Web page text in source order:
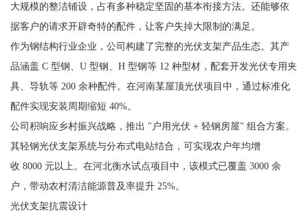
大规模的整洁铺设，占有多种稳定坚固的基本衔接方法。还能够依
据客户的请求开辟奇特的配件，让客户失掉大限制的满足。
作为钢结构行业企业，公司构建了完整的光伏支架产品生态。其产
品涵盖 C 型钢、U 型钢、H 型钢等 12 种型材，配套开发光伏专用夹
具、导轨等 200 余种配件。在河南某屋顶光伏项目中，通过标准化
配件实现安装周期缩短 40%。
公司积响应乡村振兴战略，推出 "户用光伏 + 轻钢房屋" 组合方案。
其轻钢光伏支架系统与分布式电站结合，可实现农户年均增
收 8000 元以上。在河北衡水试点项目中，该模式已覆盖 3000 余
户，带动农村清洁能源普及率提升 25%。
光伏支架抗震设计